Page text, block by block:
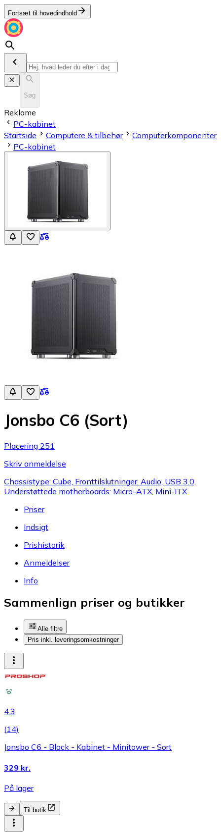
Fortsæt til hovedindhold
Søg
Reklame
PC-kabinet
Startside
Computere & tilbehør
Computerkomponenter
PC-kabinet
Jonsbo C6 (Sort)
Placering 251
Skriv anmeldelse
Chassistype: Cube, Fronttilslutninger: Audio, USB 3.0,
Understøttede motherboards: Micro-ATX, Mini-ITX
Priser
Indsigt
Prishistorik
Anmeldelser
Info
Sammenlign priser og butikker
Alle filtre
Pris inkl. leveringsomkostninger
4.3
(14)
Jonsbo C6 - Black - Kabinet - Minitower - Sort
329 kr.
På lager
Til butik